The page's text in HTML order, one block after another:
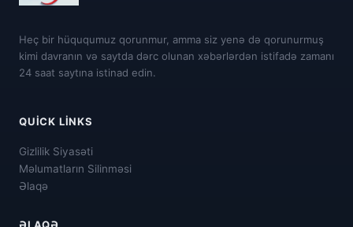
Heç bir hüququmuz qorunmur, amma siz yenə də qorunurmuş
kimi davranın və saytda dərc olunan xəbərlərdən istifadə zamanı
24 saat saytına istinad edin.
QUICK LINKS
Gizlilik Siyasəti
Məlumatların Silinməsi
Əlaqə